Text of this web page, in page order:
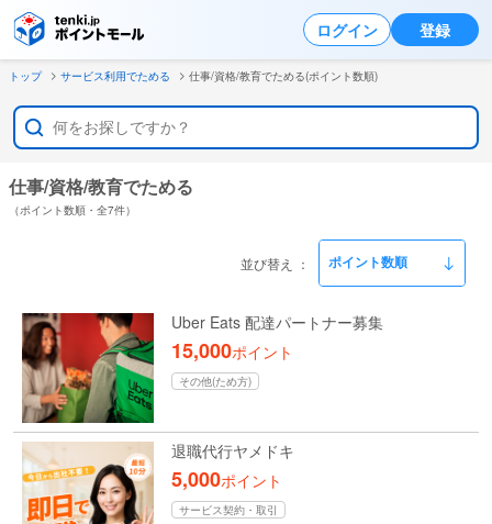
ログイン 登録
トップ サービス利用でためる 仕事/資格/教育でためる(ポイント数順)
仕事/資格/教育でためる
（ポイント数順・全7件）
並び替え
Uber Eats 配達パートナー募集
15,000ポイント
その他(ため方)
退職代行ヤメドキ
5,000ポイント
サービス契約・取引